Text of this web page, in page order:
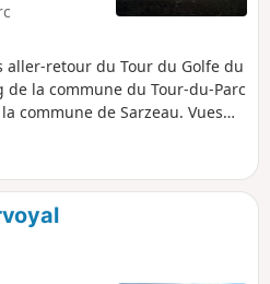
aller-retour du Tour du Golfe du
la commune du Tour-du-Parc
commune de Sarzeau. Vues
Piriac-sur-Mer, et l'Océan en
Baignades possibles si la
ajouts sont pertinents pour
voir le § ''À proximité".